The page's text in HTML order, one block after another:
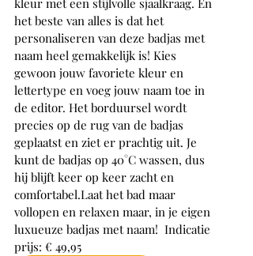
kleur met een stijlvolle sjaalkraag. En
het beste van alles is dat het
personaliseren van deze badjas met
naam heel gemakkelijk is! Kies
gewoon jouw favoriete kleur en
lettertype en voeg jouw naam toe in
de editor. Het borduursel wordt
precies op de rug van de badjas
geplaatst en ziet er prachtig uit. Je
kunt de badjas op 40°C wassen, dus
hij blijft keer op keer zacht en
comfortabel.Laat het bad maar
vollopen en relaxen maar, in je eigen
luxueuze badjas met naam!  Indicatie
prijs: € 49,95